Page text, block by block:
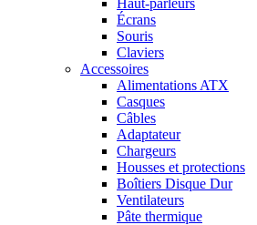
Écrans
Souris
Claviers
Accessoires
Alimentations ATX
Casques
Câbles
Adaptateur
Chargeurs
Housses et protections
Boîtiers Disque Dur
Ventilateurs
Pâte thermique